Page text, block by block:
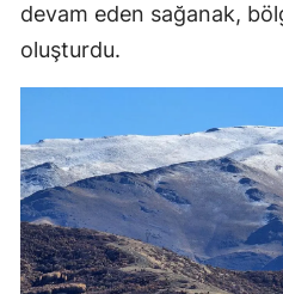
devam eden sağanak,
oluşturdu.